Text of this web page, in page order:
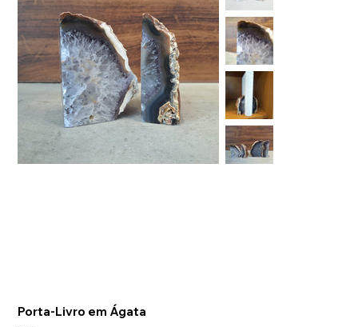
Porta-Livro em Ágata
🌟 Welcome to our help center!
Tell us, how can we solve your issue?